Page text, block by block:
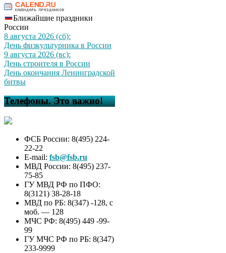
Ближайшие праздники
России
8 августа 2026 (сб):
День физкультурника в России
9 августа 2026 (вс):
День строителя в России
День окончания Ленинградской
битвы
Телефоны. Это важно!
ФСБ России: 8(495) 224-
22-22
E-mail: fsb@fsb.ru
МВД России: 8(495) 237-
75-85
ГУ МВД РФ по ПФО:
8(3121) 38-28-18
МВД по РБ: 8(347) -128, с
моб. — 128
МЧС РФ: 8(495) 449 -99-
99
ГУ МЧС РФ по РБ: 8(347)
233-9999